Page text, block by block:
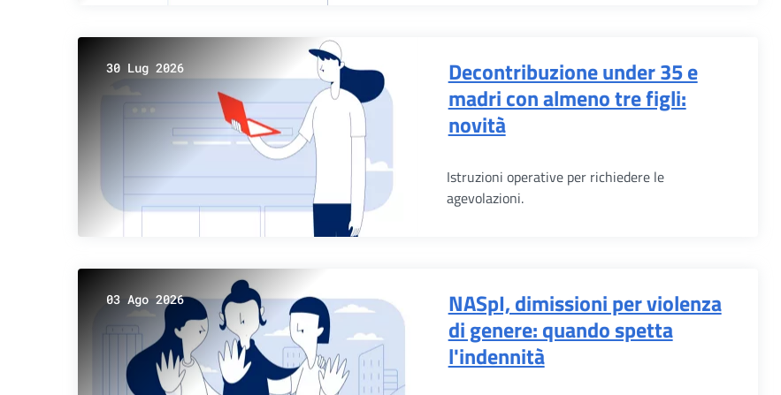
30 Lug 2026
Decontribuzione under 35 e
madri con almeno tre figli:
novità
Istruzioni operative per richiedere le
agevolazioni.
03 Ago 2026
NASpI, dimissioni per violenza
di genere: quando spetta
l'indennità